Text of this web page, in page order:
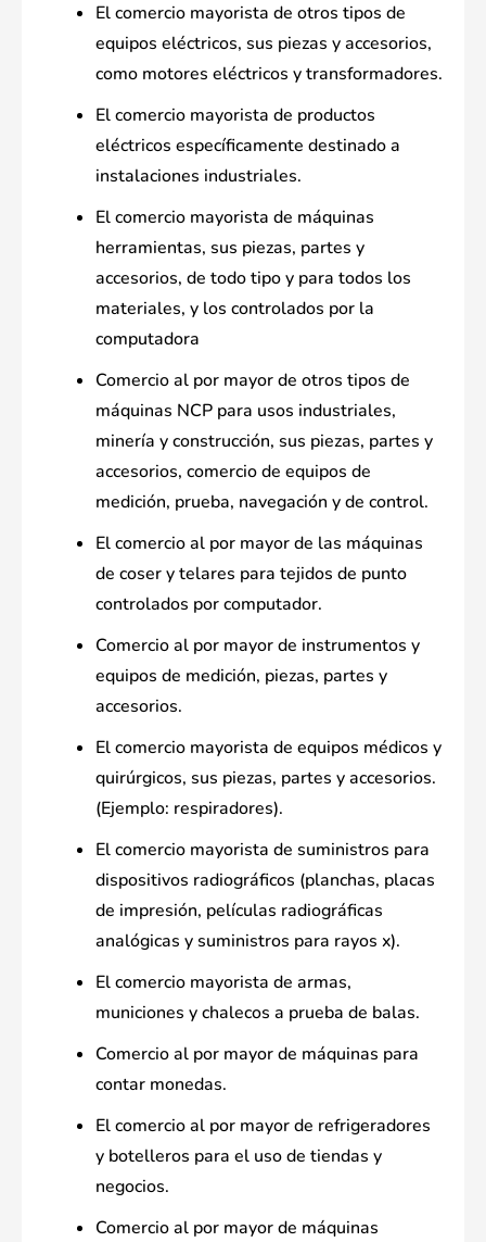
El comercio mayorista de otros tipos de
equipos eléctricos, sus piezas y accesorios,
como motores eléctricos y transformadores.
El comercio mayorista de productos
eléctricos específicamente destinado a
instalaciones industriales.
El comercio mayorista de máquinas
herramientas, sus piezas, partes y
accesorios, de todo tipo y para todos los
materiales, y los controlados por la
computadora
Comercio al por mayor de otros tipos de
máquinas NCP para usos industriales,
minería y construcción, sus piezas, partes y
accesorios, comercio de equipos de
medición, prueba, navegación y de control.
El comercio al por mayor de las máquinas
de coser y telares para tejidos de punto
controlados por computador.
Comercio al por mayor de instrumentos y
equipos de medición, piezas, partes y
accesorios.
El comercio mayorista de equipos médicos y
quirúrgicos, sus piezas, partes y accesorios.
(Ejemplo: respiradores).
El comercio mayorista de suministros para
dispositivos radiográficos (planchas, placas
de impresión, películas radiográficas
analógicas y suministros para rayos x).
El comercio mayorista de armas,
municiones y chalecos a prueba de balas.
Comercio al por mayor de máquinas para
contar monedas.
El comercio al por mayor de refrigeradores
y botelleros para el uso de tiendas y
negocios.
Comercio al por mayor de máquinas